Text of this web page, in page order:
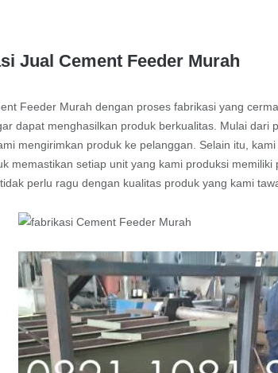
Jual Cement Feeder Murah
Feeder Murah dengan proses fabrikasi yang
dapat menghasilkan produk berkualitas. Mulai dari
mengirimkan produk ke pelanggan. Selain itu,
memastikan setiap unit yang kami produksi memiliki
perlu ragu dengan kualitas produk yang kami